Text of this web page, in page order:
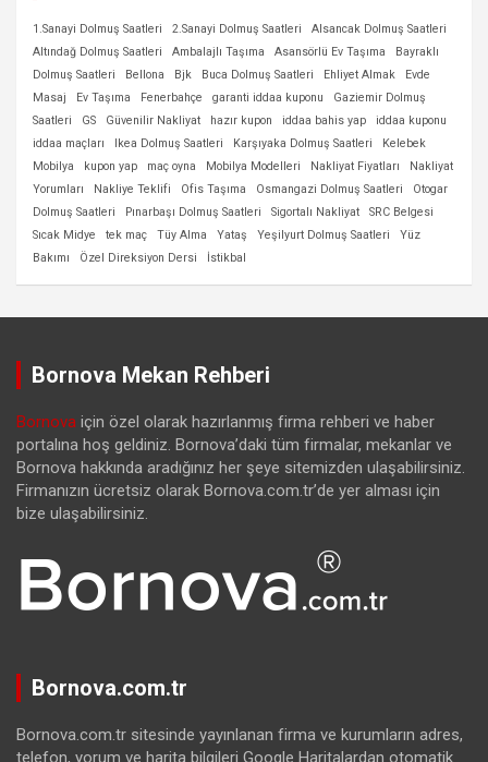
1.Sanayi Dolmuş Saatleri 2.Sanayi Dolmuş Saatleri
Alsancak Dolmuş Saatleri
Altındağ Dolmuş Saatleri
Ambalajlı Taşıma Asansörlü Ev Taşıma
Bayraklı
Dolmuş Saatleri
Bellona Bjk Buca Dolmuş Saatleri Ehliyet Almak
Evde
Masaj
Ev Taşıma Fenerbahçe garanti iddaa kuponu
Gaziemir Dolmuş
Saatleri
GS Güvenilir Nakliyat hazır kupon iddaa bahis yap
iddaa kuponu
iddaa maçları
Ikea Dolmuş Saatleri Karşıyaka Dolmuş Saatleri
Kelebek
Mobilya
kupon yap maç oyna Mobilya Modelleri Nakliyat Fiyatları
Nakliyat
Yorumları
Nakliye Teklifi Ofis Taşıma Osmangazi Dolmuş Saatleri
Otogar
Dolmuş Saatleri
Pınarbaşı Dolmuş Saatleri Sigortalı Nakliyat
SRC Belgesi
Sıcak Midye
tek maç Tüy Alma Yataş Yeşilyurt Dolmuş Saatleri
Yüz
Bakımı
Özel Direksiyon Dersi İstikbal
Bornova Mekan Rehberi
Bornova için özel olarak hazırlanmış firma rehberi ve haber
portalına hoş geldiniz. Bornova’daki tüm firmalar, mekanlar ve
Bornova hakkında aradığınız her şeye sitemizden ulaşabilirsiniz.
Firmanızın ücretsiz olarak Bornova.com.tr’de yer alması için
bize ulaşabilirsiniz.
Bornova.com.tr
Bornova.com.tr sitesinde yayınlanan firma ve kurumların adres,
telefon, yorum ve harita bilgileri Google Haritalardan otomatik